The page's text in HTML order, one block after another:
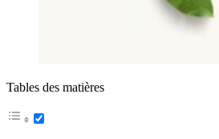
Tables des matières